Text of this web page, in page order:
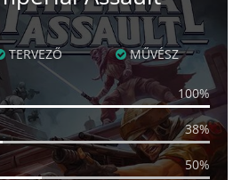
TERVEZŐ MŰVÉSZ
100%
38%
50%